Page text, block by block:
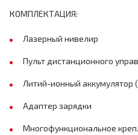
КОМПЛЕКТАЦИЯ:
Лазерный нивелир
Пульт дистанционного
Литий-ионный аккумулятор
Адаптер зарядки
Многофункциональное